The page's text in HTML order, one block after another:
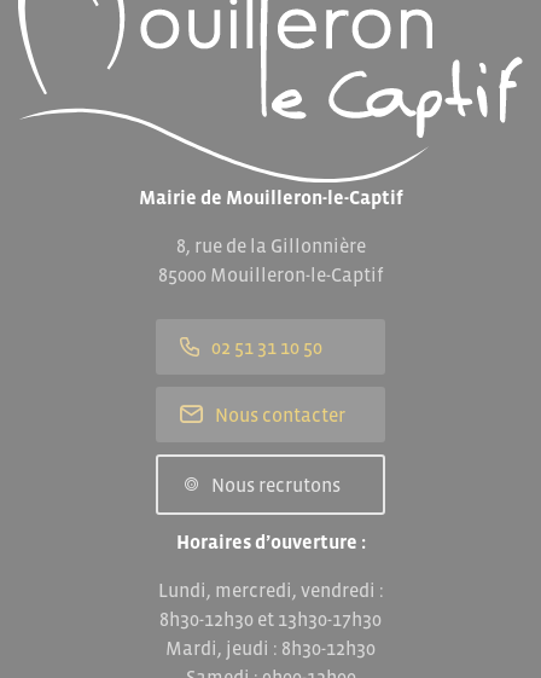
Mairie de Mouilleron-le-Captif
8, rue de la Gillonnière
85000 Mouilleron-le-Captif
02 51 31 10 50
Nous contacter
Nous recrutons
Horaires d’ouverture :
Lundi, mercredi, vendredi :
8h30-12h30 et 13h30-17h30
Mardi, jeudi : 8h30-12h30